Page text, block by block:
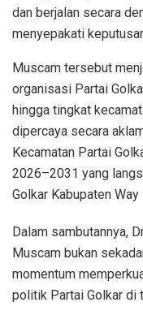
dan berjalan secara
menyepakati
Muscam tersebut
organisasi Partai
hingga tingkat
dipercaya secara
Kecamatan Partai
2026–2031 yang
Golkar Kabupaten Way
Dalam sambutannya,
Muscam bukan
momentum
politik Partai Golkar di